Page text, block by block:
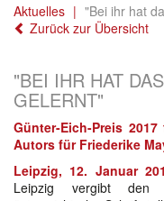
Aktuelles
"Bei ihr hat
Zurück zur Übersicht
"BEI IHR HAT
GELERNT"
Günter-Eich-Preis
Autors für Friederike
Leipzig, 12. Januar
Leipzig vergibt den